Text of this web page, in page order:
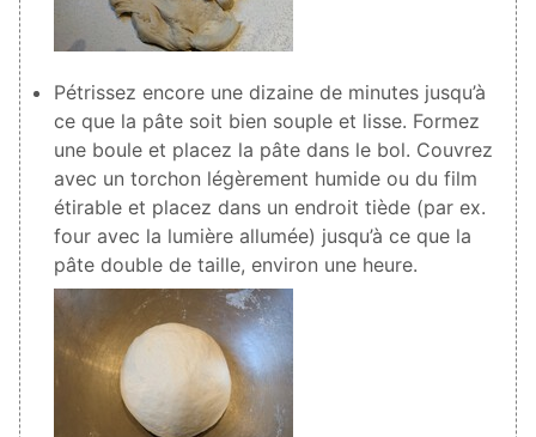
Pétrissez encore une dizaine de minutes jusqu’à
ce que la pâte soit bien souple et lisse. Formez
une boule et placez la pâte dans le bol. Couvrez
avec un torchon légèrement humide ou du film
étirable et placez dans un endroit tiède (par ex.
four avec la lumière allumée) jusqu’à ce que la
pâte double de taille, environ une heure.